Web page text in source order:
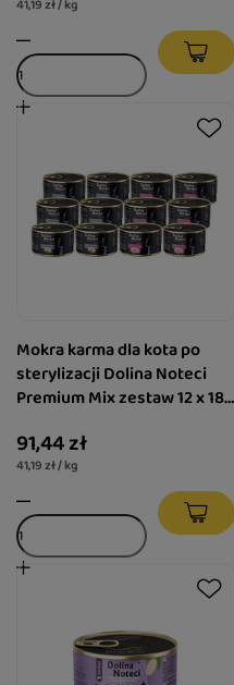
41,19 zł / kg
Mokra karma dla kota po
sterylizacji Dolina Noteci
Premium Mix zestaw 12 x 185
91,44 zł
41,19 zł / kg